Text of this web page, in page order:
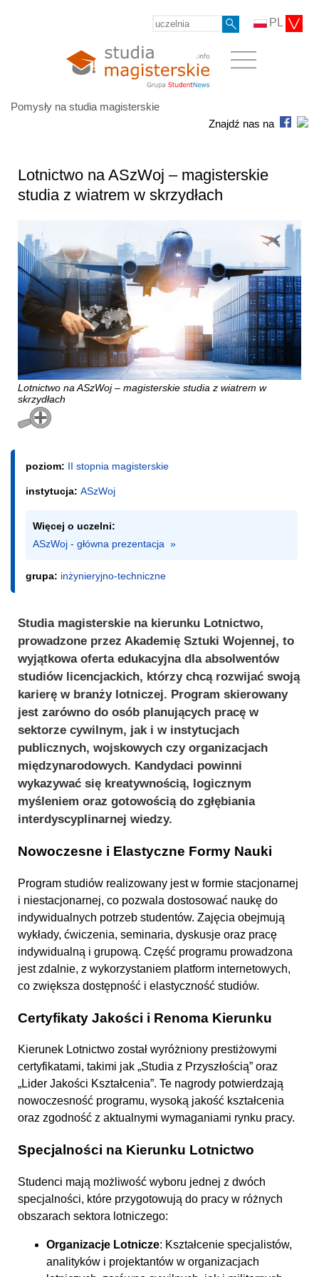
PL
Pomysły na studia magisterskie
Znajdź nas na
Lotnictwo na ASzWoj – magisterskie
studia z wiatrem w skrzydłach
Lotnictwo na ASzWoj – magisterskie studia z wiatrem w
skrzydłach
poziom: II stopnia magisterskie
instytucja: ASzWoj
Więcej o uczelni:
ASzWoj - główna prezentacja  »
grupa: inżynieryjno-techniczne
Studia magisterskie na kierunku Lotnictwo,
prowadzone przez Akademię Sztuki Wojennej, to
wyjątkowa oferta edukacyjna dla absolwentów
studiów licencjackich, którzy chcą rozwijać swoją
karierę w branży lotniczej. Program skierowany
jest zarówno do osób planujących pracę w
sektorze cywilnym, jak i w instytucjach
publicznych, wojskowych czy organizacjach
międzynarodowych. Kandydaci powinni
wykazywać się kreatywnością, logicznym
myśleniem oraz gotowością do zgłębiania
interdyscyplinarnej wiedzy.
Nowoczesne i Elastyczne Formy Nauki
Program studiów realizowany jest w formie stacjonarnej
i niestacjonarnej, co pozwala dostosować naukę do
indywidualnych potrzeb studentów. Zajęcia obejmują
wykłady, ćwiczenia, seminaria, dyskusje oraz pracę
indywidualną i grupową. Część programu prowadzona
jest zdalnie, z wykorzystaniem platform internetowych,
co zwiększa dostępność i elastyczność studiów.
Certyfikaty Jakości i Renoma Kierunku
Kierunek Lotnictwo został wyróżniony prestiżowymi
certyfikatami, takimi jak „Studia z Przyszłością” oraz
„Lider Jakości Kształcenia”. Te nagrody potwierdzają
nowoczesność programu, wysoką jakość kształcenia
oraz zgodność z aktualnymi wymaganiami rynku pracy.
Specjalności na Kierunku Lotnictwo
Studenci mają możliwość wyboru jednej z dwóch
specjalności, które przygotowują do pracy w różnych
obszarach sektora lotniczego:
Organizacje Lotnicze: Kształcenie specjalistów,
analityków i projektantów w organizacjach